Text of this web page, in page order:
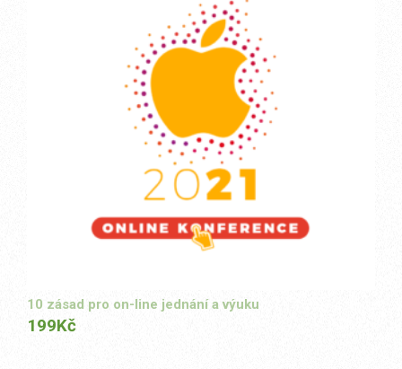
10 zásad pro on-line jednání a výuku
199Kč